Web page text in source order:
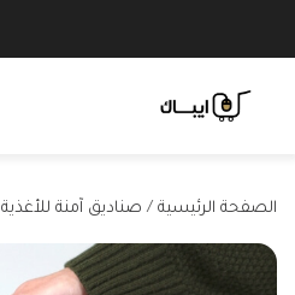
الصفحة الرئيسية / صناديق آمنة للأغذية